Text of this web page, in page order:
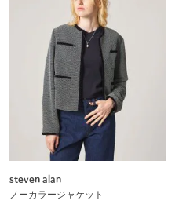
steven alan
ノーカラージャケット